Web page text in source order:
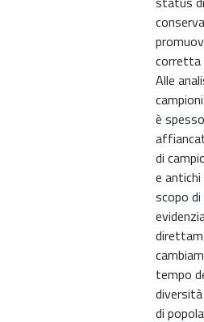
corretta
Alle
è spesso
di
e
scopo di
tempo
di